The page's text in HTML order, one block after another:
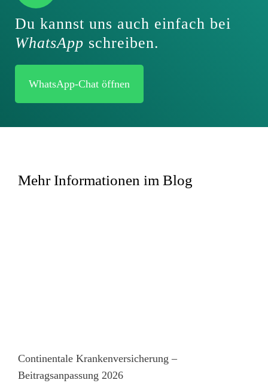
Du kannst uns auch einfach bei
WhatsApp schreiben.
WhatsApp-Chat öffnen
Mehr Informationen im Blog
Continentale Krankenversicherung –
Beitragsanpassung 2026